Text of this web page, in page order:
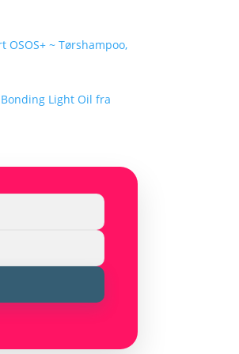
kr. 129,00.
OSOS+ ~ Tørshampoo,
Light Oil fra